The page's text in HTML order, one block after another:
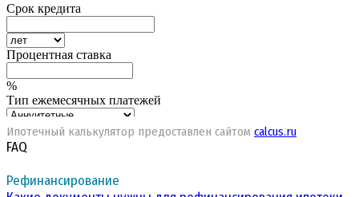
Ипотечный калькулятор предоставлен сайтом calcus.ru
FAQ
Рефинансирование